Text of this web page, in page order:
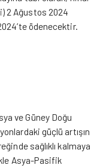
2 Ağustos 2024
ödenecektir.
ve Güney Doğu
güçlü artışın
sağlıklı kalmaya
Asya-Pasifik